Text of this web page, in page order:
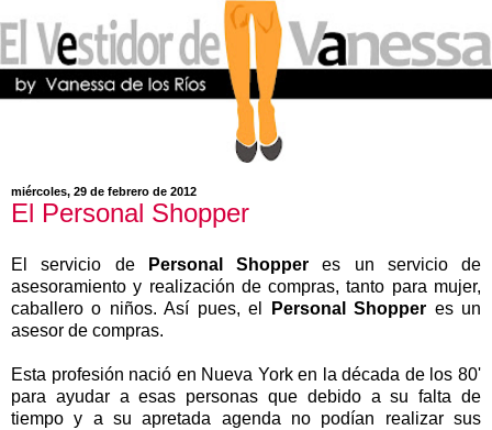
miércoles, 29 de febrero de 2012
El Personal Shopper
El servicio de Personal Shopper es un servicio de
asesoramiento y realización de compras, tanto para mujer,
caballero o niños. Así pues, el
Personal Shopper es un
asesor de compras.
Esta profesión nació en Nueva York en la década de los 80'
para ayudar a esas personas que debido a su falta de
tiempo y a su apretada agenda no podían realizar sus